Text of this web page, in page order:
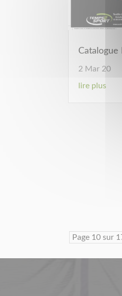
Catalogue
2 Mar 20
lire plus
Page 10 sur